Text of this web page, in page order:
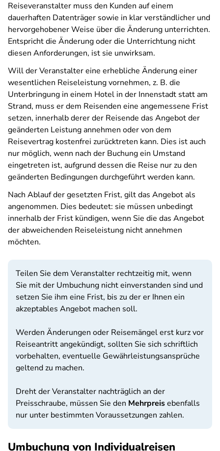
Reiseveranstalter muss den Kunden auf einem
dauerhaften Datenträger sowie in klar verständlicher und
hervorgehobener Weise über die Änderung unterrichten.
Entspricht die Änderung oder die Unterrichtung nicht
diesen Anforderungen, ist sie unwirksam.
Will der Veranstalter eine erhebliche Änderung einer
wesentlichen Reiseleistung vornehmen, z. B. die
Unterbringung in einem Hotel in der Innenstadt statt am
Strand, muss er dem Reisenden eine angemessene Frist
setzen, innerhalb derer der Reisende das Angebot der
geänderten Leistung annehmen oder von dem
Reisevertrag kostenfrei zurücktreten kann. Dies ist auch
nur möglich, wenn nach der Buchung ein Umstand
eingetreten ist, aufgrund dessen die Reise nur zu den
geänderten Bedingungen durchgeführt werden kann.
Nach Ablauf der gesetzten Frist, gilt das Angebot als
angenommen. Dies bedeutet: sie müssen unbedingt
innerhalb der Frist kündigen, wenn Sie die das Angebot
der abweichenden Reiseleistung nicht annehmen
möchten.
Teilen Sie dem Veranstalter rechtzeitig mit, wenn
Sie mit der Umbuchung nicht einverstanden sind und
setzen Sie ihm eine Frist, bis zu der er Ihnen ein
akzeptables Angebot machen soll.
Werden Änderungen oder Reisemängel erst kurz vor
Reiseantritt angekündigt, sollten Sie sich schriftlich
vorbehalten, eventuelle Gewährleistungsansprüche
geltend zu machen.
Dreht der Veranstalter nachträglich an der
Preisschraube, müssen Sie den Mehrpreisebenfalls
nur unter bestimmten Voraussetzungen zahlen.
Umbuchung von Individualreisen